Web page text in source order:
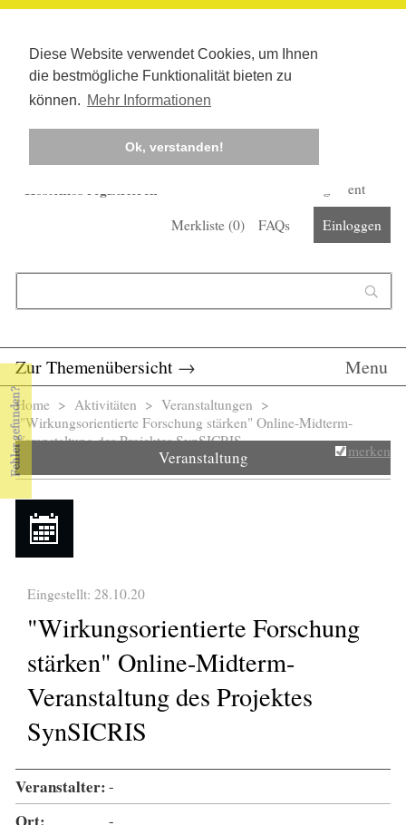
Diese Website verwendet Cookies, um Ihnen
die bestmögliche Funktionalität bieten zu
können. Mehr Informationen
Ok, verstanden!
Kostenlos registrieren
Corona-Management
Merkliste (0) FAQs Einloggen
Zur Themenübersicht → Menu
Sie sind hier
Home > Aktivitäten > Veranstaltungen >
"Wirkungsorientierte Forschung stärken" Online-Midterm-
Veranstaltung des Projektes SynSICRIS
Veranstaltung merken
Eingestellt: 28.10.20
"Wirkungsorientierte Forschung
stärken" Online-Midterm-
Veranstaltung des Projektes
SynSICRIS
Veranstalter:-
-